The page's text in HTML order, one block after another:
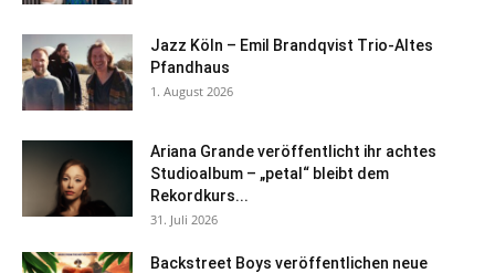
Jazz Köln – Emil Brandqvist Trio-Altes
Pfandhaus
1. August 2026
Ariana Grande veröffentlicht ihr achtes
Studioalbum – „petal“ bleibt dem
Rekordkurs...
31. Juli 2026
Backstreet Boys veröffentlichen neue